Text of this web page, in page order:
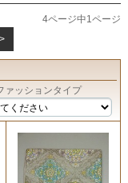
4ページ中1ページ
>
ァッションタイプ